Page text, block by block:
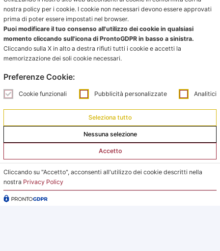
Ufficio impianti:
impianti@pontevecchiobologna.it
Orari Ufficio Impianti:
lunedì e giovedì dalle 9:00 alle 12:00
Pomeriggio:
da lunedì a giovedì dalle 15:00 alle 18:00
Venerdì su appuntamento
L’Ufficio Impianti si trova al C.s. Pertini con accesso da
nostra policy per i cookie. I cookie non necessari devono essere approvati
prima di poter essere impostati nel browser.
Puoi modificare il tuo consenso all'utilizzo dei cookie in qualsiasi
momento cliccando sull'icona di ProntoGDPR in basso a sinistra.
Cliccando sulla X in alto a destra rifiuti tutti i cookie e accetti la
memorizzazione dei soli cookie necessari.
Preferenze Cookie:
Cookie funzionali Pubblicità personalizzate Analitici
Seleziona tutto
Nessuna selezione
Accetto
Cliccando su "Accetto", acconsenti all'utilizzo dei cookie descritti nella
nostra Privacy Policy